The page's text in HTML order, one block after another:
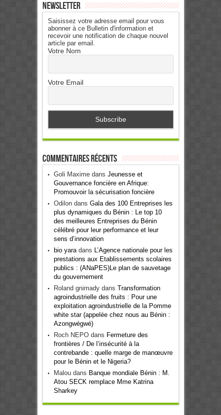
Newsletter
Saisissez votre adresse email pour vous
abonner à ce Bulletin d'information et
recevoir une notification de chaque nouvel
article par email.
Votre Nom
Votre Email
Commentaires récents
Goli Maximedans Jeunesse et
Gouvernance foncière en Afrique:
Promouvoir la sécurisation foncière
Odilondans Gala des 100 Entreprises les
plus dynamiques du Bénin : Le top 10
des meilleures Entreprises du Bénin
célébré pour leur performance et leur
sens d’innovation
bio yaradans L’Agence nationale pour les
prestations aux Etablissements scolaires
publics : (ANaPES)Le plan de sauvetage
du gouvernement
Roland gnimadydans Transformation
agroindustrielle des fruits : Pour une
exploitation agroindustrielle de la Pomme
white star (appelée chez nous au Bénin :
Azongwégwé)
Roch NEPOdans Fermeture des
frontières / De l’insécurité à la
contrebande : quelle marge de manœuvre
pour le Bénin et le Nigeria?
Maloudans Banque mondiale Bénin : M.
Atou SECK remplace Mme Katrina
Sharkey